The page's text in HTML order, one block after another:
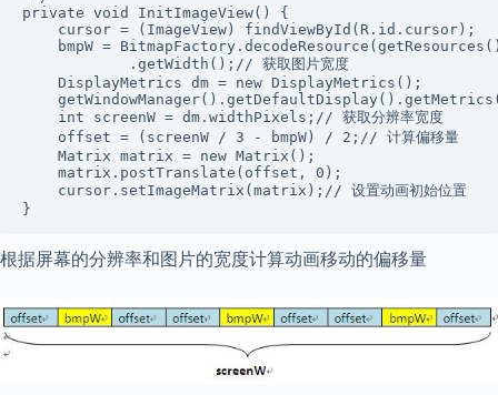
private void InitImageView() {
    cursor = (ImageView) findViewById(R.id.cursor);
bmpW =
            .getWidth();// 获取图片宽度
    DisplayMetrics dm = new DisplayMetrics();
    int screenW = dm.widthPixels;// 获取分辨率宽度
    offset = (screenW / 3 - bmpW) / 2;// 计算偏移量
    Matrix matrix = new Matrix();
    matrix.postTranslate(offset, 0);
    cursor.setImageMatrix(matrix);// 设置动画初始位置
}
根据屏幕的分辨率和图片的宽度计算动画移动的偏移量